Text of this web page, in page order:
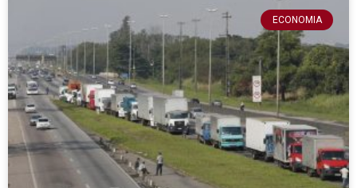
ECONOMIA